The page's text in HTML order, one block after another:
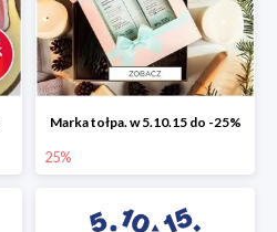
Marka tołpa. w 5.10.15 do -25%
25%